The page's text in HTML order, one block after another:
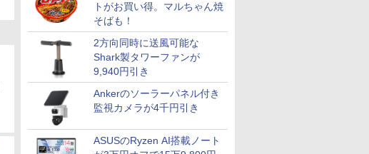
トがお買い得。マルちゃん焼
そばも！
2方向同時に送風可能な
Shark製タワーファンが
9,940円引き
Ankerのソーラーパネル付き
監視カメラが4千円引き
ASUSのRyzen AI搭載ノート